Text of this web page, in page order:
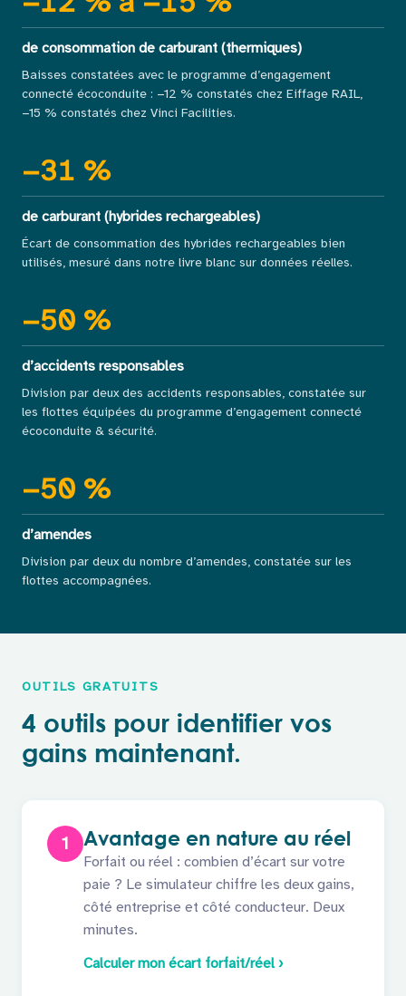
de consommation de carburant (thermiques)
Baisses constatées avec le programme d’engagement
connecté écoconduite : −12 % constatés chez Eiffage RAIL,
−15 % constatés chez Vinci Facilities.
−31 %
de carburant (hybrides rechargeables)
Écart de consommation des hybrides rechargeables bien
utilisés, mesuré dans notre livre blanc sur données réelles.
−50 %
d’accidents responsables
Division par deux des accidents responsables, constatée sur
les flottes équipées du programme d’engagement connecté
écoconduite & sécurité.
−50 %
d’amendes
Division par deux du nombre d’amendes, constatée sur les
flottes accompagnées.
OUTILS GRATUITS
4 outils pour identifier vos
gains maintenant.
1 Avantage en nature au réel
Forfait ou réel : combien d’écart sur votre
paie ? Le simulateur chiffre les deux gains,
côté entreprise et côté conducteur. Deux
minutes.
Calculer mon écart forfait/réel ›